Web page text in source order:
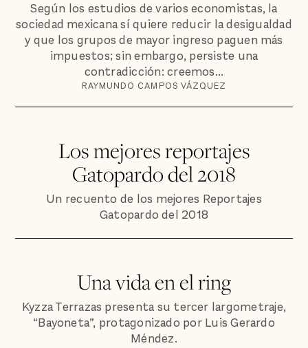
Según los estudios de varios economistas, la
sociedad mexicana sí quiere reducir la desigualdad
y que los grupos de mayor ingreso paguen más
impuestos; sin embargo, persiste una
contradicción: creemos...
RAYMUNDO CAMPOS VÁZQUEZ
Los mejores reportajes
Gatopardo del 2018
Un recuento de los mejores Reportajes
Gatopardo del 2018
Una vida en el ring
Kyzza Terrazas presenta su tercer largometraje,
“Bayoneta”, protagonizado por Luis Gerardo
Méndez.